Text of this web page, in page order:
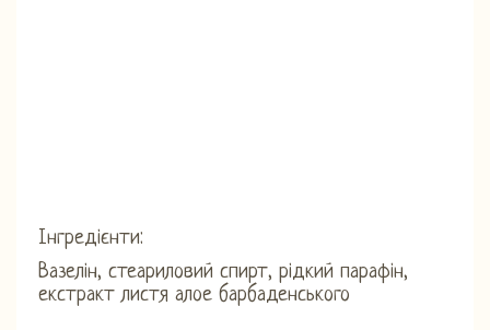
Інгредієнти:
Вазелін, стеариловий спирт, рідкий парафін,
екстракт листя алое барбаденського